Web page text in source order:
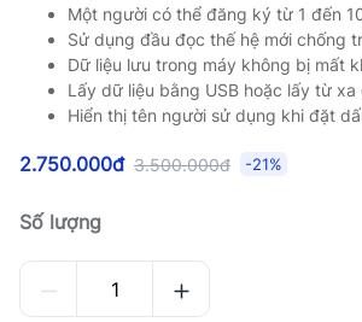
Một người có thể đăng ký từ 1 đến
Sử dụng đầu đọc thế hệ mới chống
Dữ liệu lưu trong máy không bị mất
Lấy dữ liệu bằng USB hoặc lấy từ
Hiển thị tên người sử dụng khi đặt
2.750.000đ 3.500.000đ -21%
Số lượng